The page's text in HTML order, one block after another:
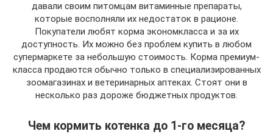
давали своим питомцам витаминные препараты,
которые восполняли их недостаток в рационе.
Покупатели любят корма экономкласса и за их
доступность. Их можно без проблем купить в любом
супермаркете за небольшую стоимость. Корма премиум-
класса продаются обычно только в специализированных
зоомагазинах и ветеринарных аптеках. Стоят они в
несколько раз дороже бюджетных продуктов.
Чем кормить котенка до 1-го месяца?